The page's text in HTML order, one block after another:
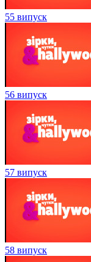
55 випуск
56 випуск
57 випуск
58 випуск